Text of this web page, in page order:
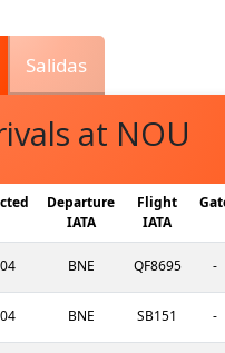
Salidas
at NOU
Departure
IATA
Flight
IATA
BNE QF8695 -
BNE SB151 -